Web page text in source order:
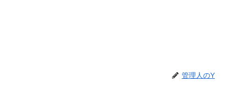
管理人のY